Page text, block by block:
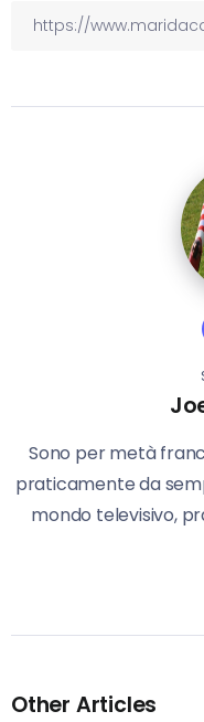
Sono per metà
praticamente da
mondo televisivo,
Other Articles